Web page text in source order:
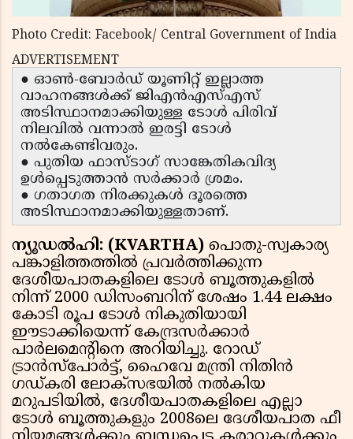
Photo Credit: Facebook/ Central Government of India
ADVERTISEMENT
● ഓൺ-ബോർഡ് യൂണിറ്റ് ഇല്ലാത്ത
വാഹനങ്ങൾക്ക് ജിഎൻഎസ്എസ്
അടിസ്ഥാനമാക്കിയുള്ള ടോൾ പിരിവ്
നിലവിൽ വന്നാൽ ഇരട്ടി ടോൾ
നൽകേണ്ടിവരും.
● പുതിയ ഫാസ്‌ടാഗ് സാങ്കേതികവിദ്യ
ഉൾപ്പെടുത്താൻ സർക്കാർ ശ്രമം.
● ഗതാഗത നിരക്കുകൾ ദൂരത്തെ
അടിസ്ഥാനമാക്കിയുള്ളതാണ്.
ന്യൂഡൽഹി: (KVARTHA) പൊതു-സ്വകാര്യ
പങ്കാളിത്തത്തിൽ പ്രവർത്തിക്കുന്ന
ദേശീയപാതകളിലെ ടോൾ ബൂത്തുകളിൽ
നിന്ന് 2000 ഡിസംബറിന് ശേഷം 1.44 ലക്ഷം
കോടി രൂപ ടോൾ നികുതിയായി
ഈടാക്കിയെന്ന് കേന്ദ്രസർക്കാർ
പാർലമെന്റിനെ അറിയിച്ചു. റോഡ്
ട്രാൻസ്പോർട്ട്, ഹൈവേ മന്ത്രി നിതിൻ
ഗഡ്കരി ലോക്‌സഭയിൽ നൽകിയ
മറുപടിയിൽ, ദേശീയപാതകളിലെ എല്ലാ
ടോൾ ബൂത്തുകളും 2008ലെ ദേശീയപാത ഫീ